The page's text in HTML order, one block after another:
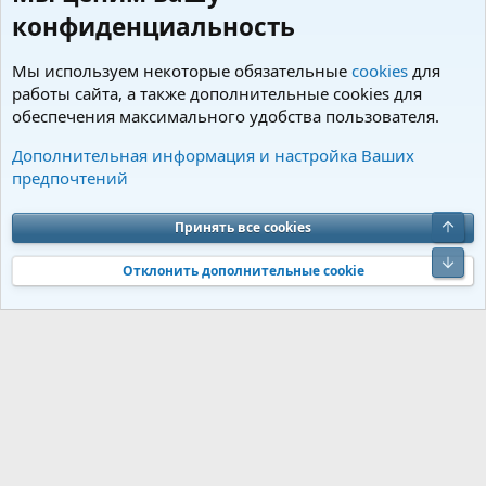
Поздравления
Cookies Charm by DCom
Обратная связь
Условия и правила
Политика конфиденциальности
Помощь
S
S
Community platform by XenForo® © 2010-2026 XenForo Ltd. Перевод от
Jumuro®|Media embeds via s9e/MediaSites
конфиденциальность
Мы используем некоторые обязательные cookies для
работы сайта, а также дополнительные cookies для
обеспечения максимального удобства пользователя.
Дополнительная информация и настройка Ваших
предпочтений
Принять все cookies
Отклонить дополнительные cookie
Верх
Низ